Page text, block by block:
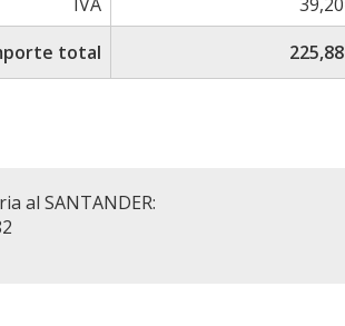
total
al SANTANDER: